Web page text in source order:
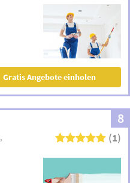
Gratis Angebote einholen
8
(1)